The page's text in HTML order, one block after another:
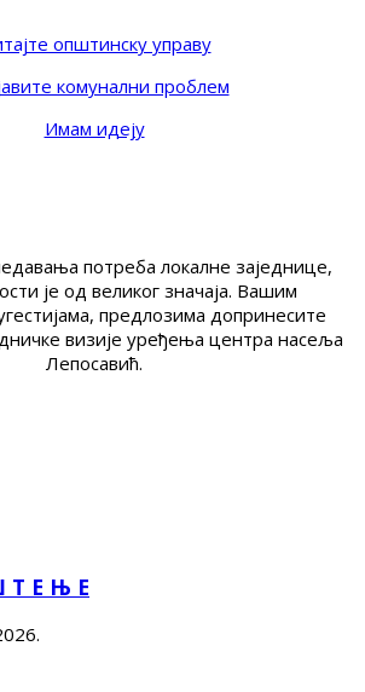
општинску управу
комунални проблем
Имам идеју
потреба локалне заједнице,
је од великог значаја. Вашим
предлозима допринесите
визије уређења центра насеља
Лепосавић.
Т Е Њ Е